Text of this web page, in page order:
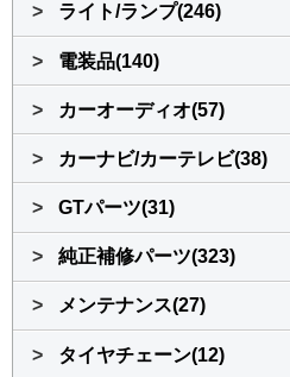
> ライト/ランプ(246)
> 電装品(140)
> カーオーディオ(57)
> カーナビ/カーテレビ(38)
> GTパーツ(31)
> 純正補修パーツ(323)
> メンテナンス(27)
> タイヤチェーン(12)